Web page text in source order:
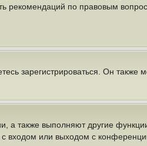
рекомендаций по правовым
зарегистрироваться. Он также
а также выполняют другие
входом или выходом с